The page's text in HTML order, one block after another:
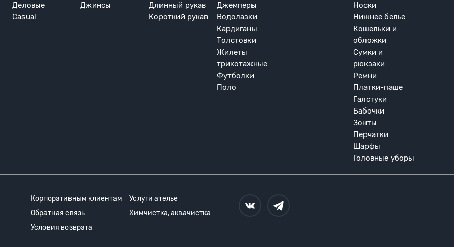
Деловые
Casual
Джинсы
Длинный рукав
Короткий рукав
Джемперы
Водолазки
Кардиганы
Толстовки
Жилеты
трикотажные
Футболки
Поло
Носки
Нижнее белье
Кошельки и
обложки
Сумки и
рюкзаки
Ремни
Платки-паше
Галстуки
Бабочки
Зонты
Перчатки
Шарфы
Головные уборы
Корпоративным клиентам
Услуги ателье
Обратная связь
Химчистка, аквачистка
Условия возврата